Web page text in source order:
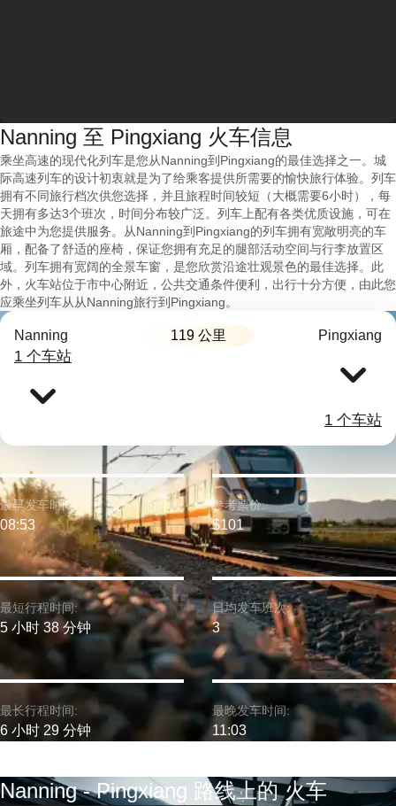
Nanning 至 Pingxiang 火车信息
乘坐高速的现代化列车是您从Nanning到Pingxiang的最佳选择之一。城
际高速列车的设计初衷就是为了给乘客提供所需要的愉快旅行体验。列车
拥有不同旅行档次供您选择，并且旅程时间较短（大概需要6小时），每
天拥有多达3个班次，时间分布较广泛。列车上配有各类优质设施，可在
旅途中为您提供服务。从Nanning到Pingxiang的列车拥有宽敞明亮的车
厢，配备了舒适的座椅，保证您拥有充足的腿部活动空间与行李放置区
域。列车拥有宽阔的全景车窗，是您欣赏沿途壮观景色的最佳选择。此
外，火车站位于市中心附近，公共交通条件便利，出行十分方便，由此您
应乘坐列车从从Nanning旅行到Pingxiang。
Nanning 119 公里 Pingxiang
1 个车站
1 个车站
最短行程时间:
5 小时 38 分钟
最早发车时间:
08:53
最长行程时间:
6 小时 29 分钟
参考票价:
$101
日均发车班次:
3
最晚发车时间:
11:03
Nanning - Pingxiang 路线上的 火车